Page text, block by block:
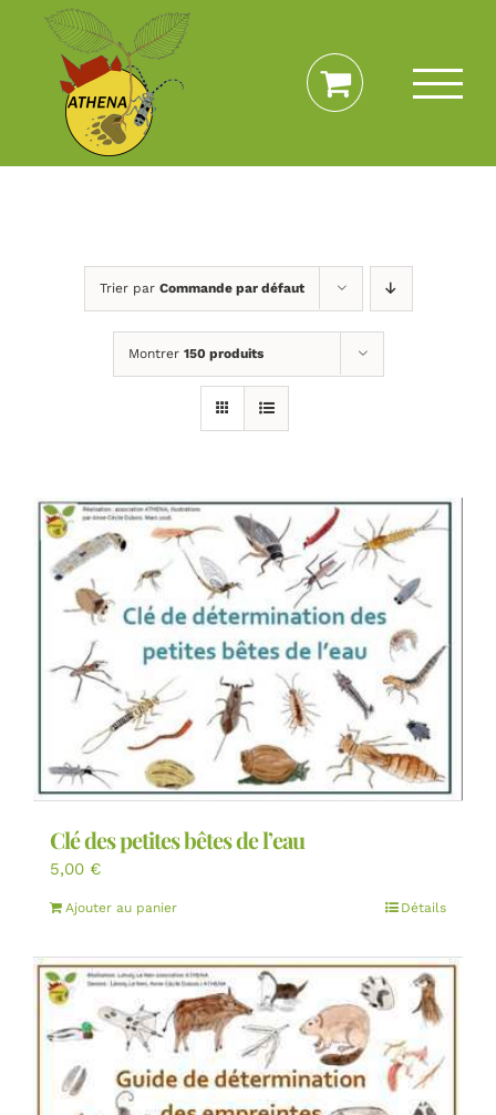
Passer
contenu
Trier par Commande par défaut
Montrer 150 produits
Clé des petites bêtes de l’eau
5,00 €
Ajouter au panier Détails